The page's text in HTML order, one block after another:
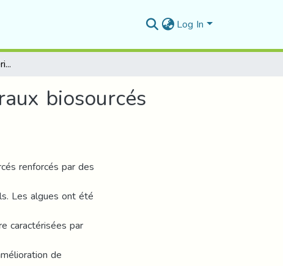
Log In
Développement de matériaux composites structuraux biosourcés renforcés par des fibres de plantes marines
biosourcés
renforcés par des
Les algues ont été
caractérisées par
de